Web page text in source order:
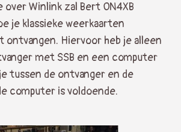
over Winlink zal Bert ON4XB
je klassieke weerkaarten
ontvangen. Hiervoor heb je alleen
met SSB en een computer
tussen de ontvanger en de
computer is voldoende.